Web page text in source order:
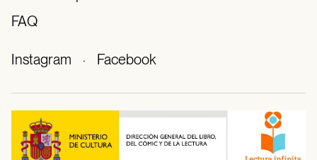
FAQ
Instagram · Facebook